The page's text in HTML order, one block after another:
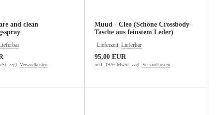
and clean
zzgl. Versandkosten
Muud - Cleo (Schöne Crossbody-
Tasche aus feinstem Leder)
Lieferzeit: Lieferbar
95,00 EUR
inkl. 19 % MwSt. zzgl. Versandkosten